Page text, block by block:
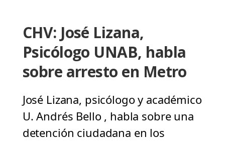
CHV: José Lizana,
Psicólogo UNAB, habla
sobre arresto en Metro
José Lizana, psicólogo y académico
U. Andrés Bello , habla sobre una
detención ciudadana en los